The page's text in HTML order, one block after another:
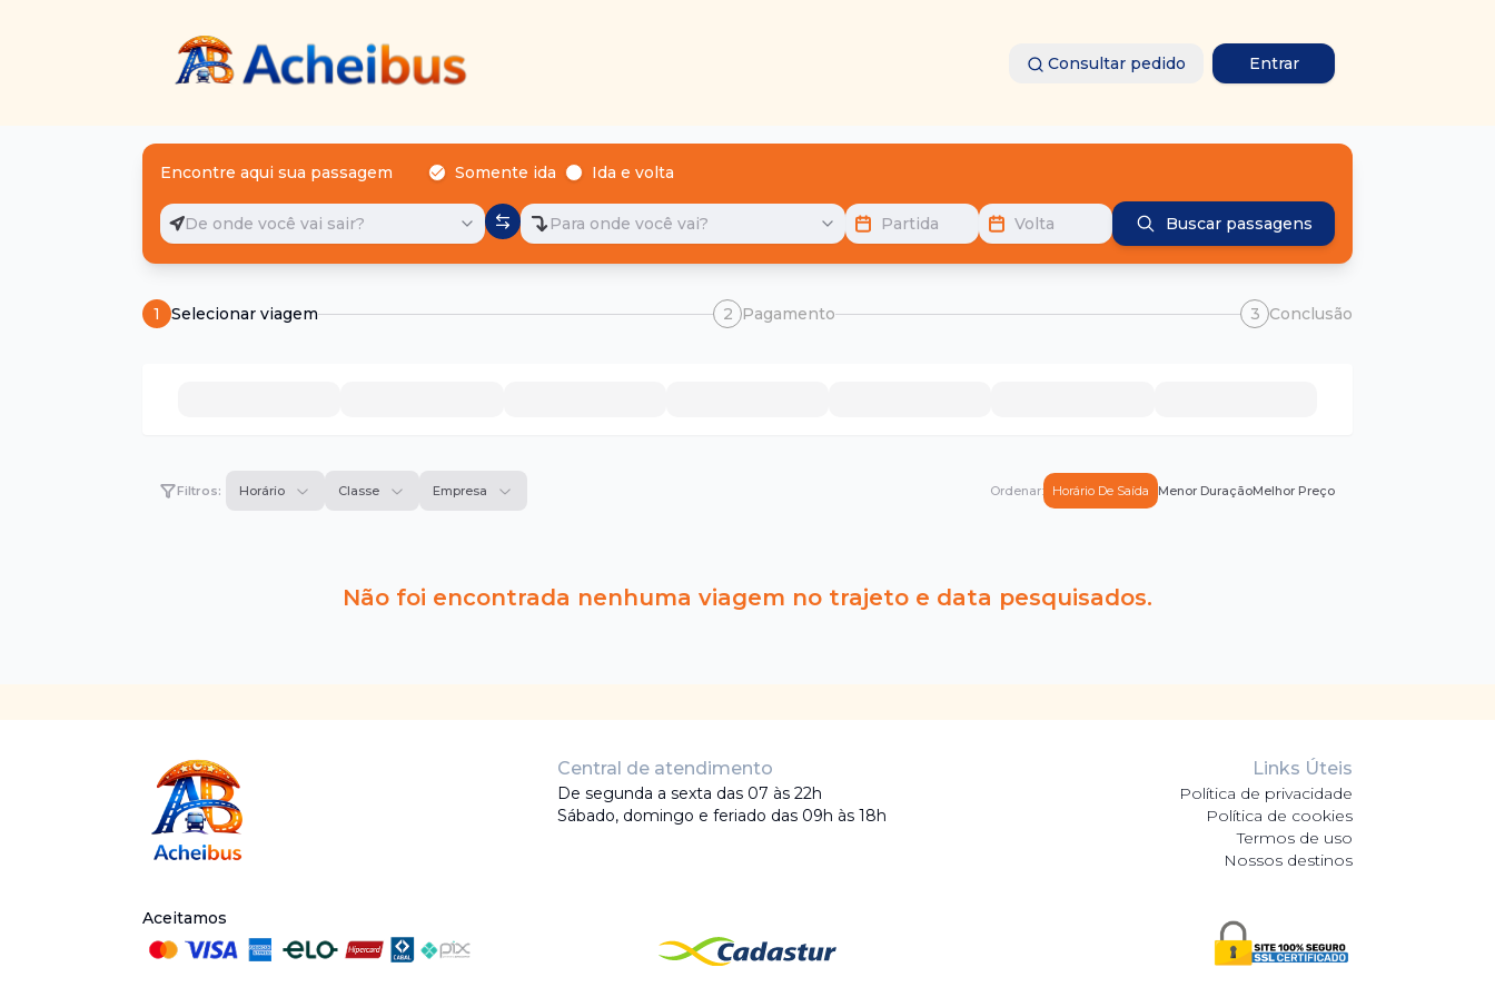
Consultar pedido Entrar
Encontre aqui sua passagem Somente ida Ida e volta
De onde você vai sair? Para onde você vai? Partida Volta Buscar passagens
1 Selecionar viagem 2 Pagamento 3 Conclusão
Filtros: Horário Classe Empresa Ordenar: Horário De Saída Menor DuraçãoMelhor Preço
Não foi encontrada nenhuma viagem no trajeto e data pesquisados.
Central de atendimento
De segunda a sexta das 07 às 22h
Sábado, domingo e feriado das 09h às 18h
Links Úteis
Política de privacidade
Política de cookies
Termos de uso
Nossos destinos
Aceitamos